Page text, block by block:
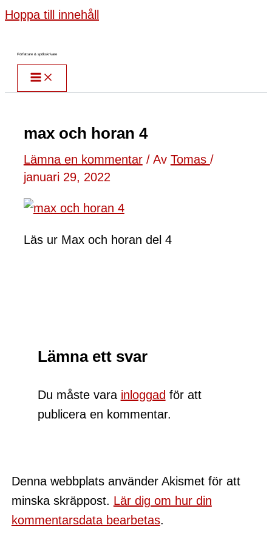
Hoppa till innehåll
Författare & spökskrivare
max och horan 4
Lämna en kommentar / Av Tomas /
januari 29, 2022
Läs ur Max och horan del 4
Lämna ett svar
Du måste vara inloggad för att
publicera en kommentar.
Denna webbplats använder Akismet för att
minska skräppost. Lär dig om hur din
kommentarsdata bearbetas.